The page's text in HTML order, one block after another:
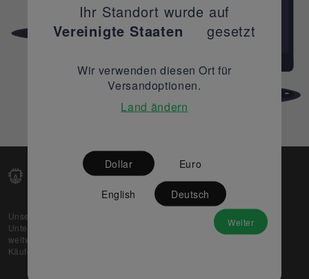
Unsere Web-Plattform unterstützt OEM- und EMS-
Unternehmen dabei, ihre überschüssigen Lagerbestände
weltweit zu verkaufen und gleichzeitig den potenziellen
Käufern beste Preise und Qualität zu bieten.
Partner
Ihr Standort wurde auf
Vereinigte Staaten
gesetzt
Wir verwenden diesen Ort für
Versandoptionen.
Land ändern
Dollar Euro
English Deutsch
Weiter